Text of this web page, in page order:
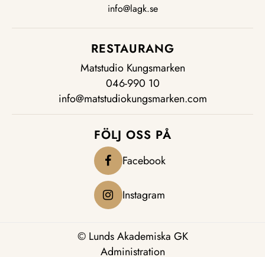
info@lagk.se
RESTAURANG
Matstudio Kungsmarken
046-990 10
info@matstudiokungsmarken.com
FÖLJ OSS PÅ
Facebook
Instagram
© Lunds Akademiska GK
Administration